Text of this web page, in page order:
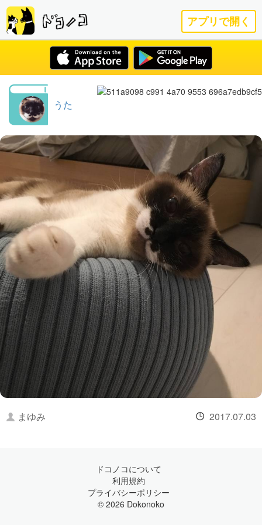
アプリで開く
うた
まゆみ 2017.07.03
ドコノコについて
利用規約
プライバシーポリシー
© 2026 Dokonoko